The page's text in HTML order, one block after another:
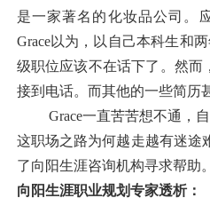
是一家著名的化妆品公司。
Grace以为，以自己本科生和
级职位应该不在话下了。然而
接到电话。而其他的一些简历
Grace一直苦苦想不通，
这职场之路为何越走越有迷途
了向阳生涯咨询机构寻求帮助。
向阳生涯职业规划专家透析：